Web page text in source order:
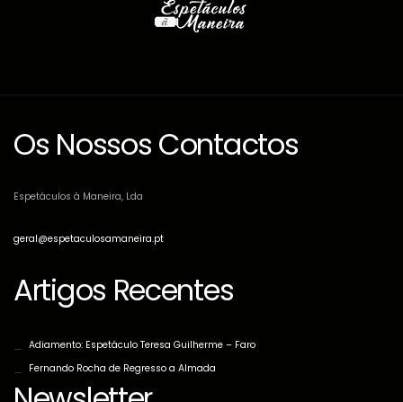
Os Nossos Contactos
Espetáculos à Maneira, Lda
geral@espetaculosamaneira.pt
Artigos Recentes
Adiamento: Espetáculo Teresa Guilherme – Faro
Fernando Rocha de Regresso a Almada